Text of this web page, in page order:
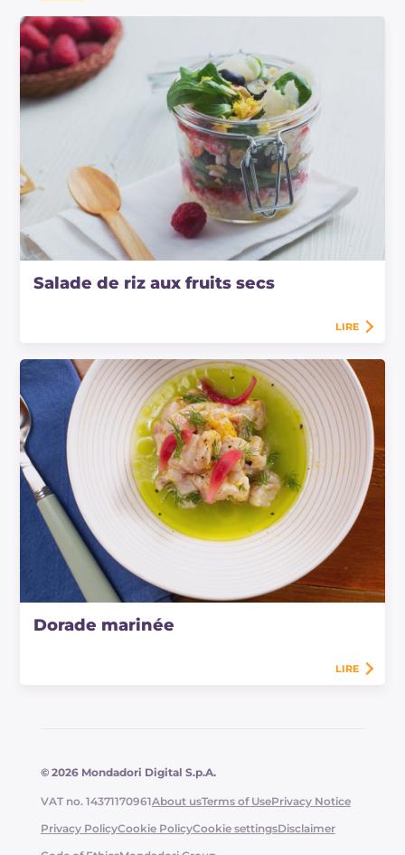
Salade de riz aux fruits secs
LIRE
Dorade marinée
LIRE
© 2026 Mondadori Digital S.p.A.
VAT no. 14371170961About usTerms of UsePrivacy Notice
Privacy PolicyCookie PolicyCookie settingsDisclaimer